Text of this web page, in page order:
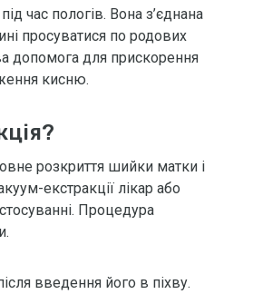
час пологів. Вона з’єднана
просуватися по родових
допомога для прискорення
кисню.
розкриття шийки матки і
екстракції лікар або
Процедура
введення його в піхву.